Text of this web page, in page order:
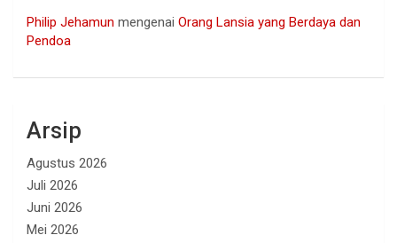
Philip Jehamun mengenai Orang Lansia yang Berdaya dan
Pendoa
Arsip
Agustus 2026
Juli 2026
Juni 2026
Mei 2026